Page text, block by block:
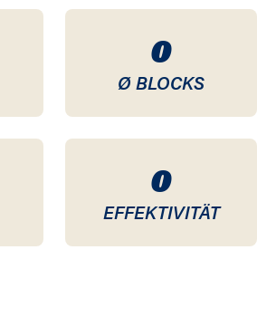
0
Ø BLOCKS
0
EFFEKTIVITÄT